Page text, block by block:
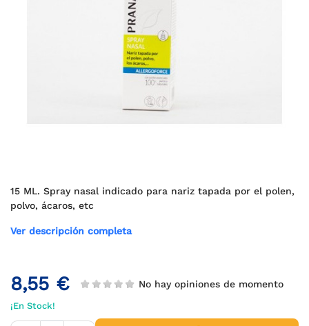
15 ML. Spray nasal indicado para nariz tapada por el polen,
polvo, ácaros, etc
Ver descripción completa
8,55 € No hay opiniones de momento
¡En Stock!